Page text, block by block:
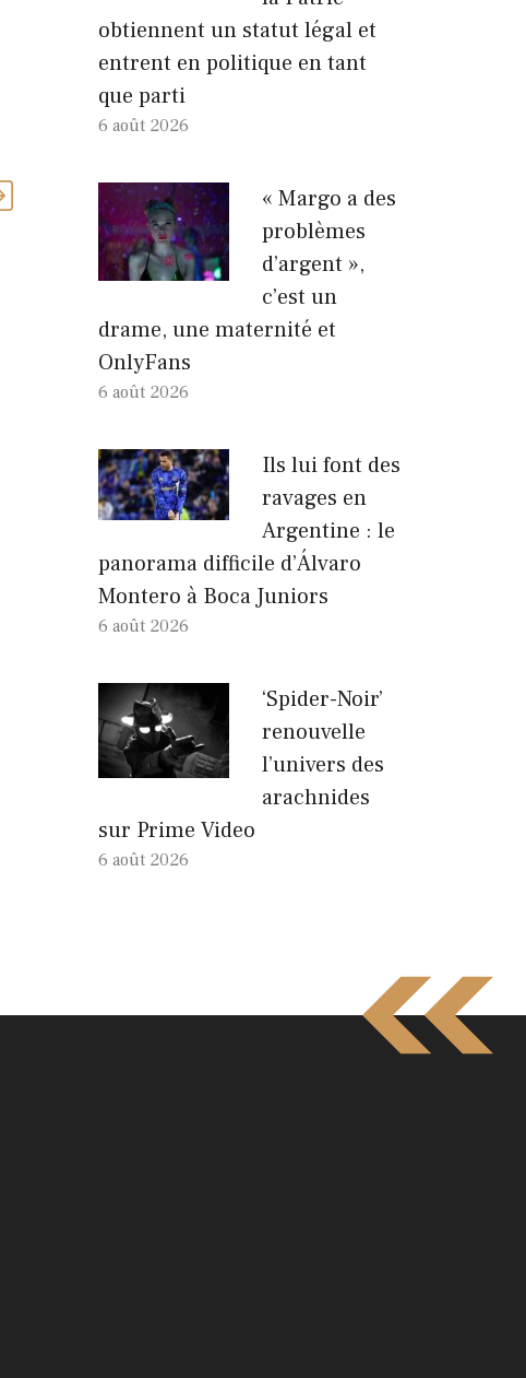
obtiennent un statut légal et
entrent en politique en tant
que parti
6 août 2026
« Margo a des
problèmes
d’argent »,
c’est un
drame, une maternité et
OnlyFans
6 août 2026
Ils lui font des
ravages en
Argentine : le
panorama difficile d’Álvaro
Montero à Boca Juniors
6 août 2026
‘Spider-Noir’
renouvelle
l’univers des
arachnides
sur Prime Video
6 août 2026